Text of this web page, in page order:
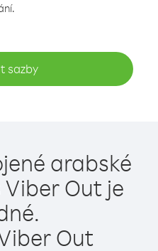
sazby
arabské
Out je
Out